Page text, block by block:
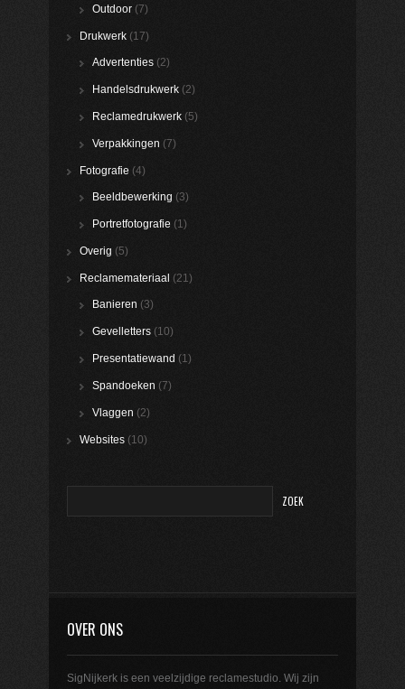
Outdoor (7)
Drukwerk (17)
Advertenties (2)
Handelsdrukwerk (2)
Reclamedrukwerk (5)
Verpakkingen (7)
Fotografie (4)
Beeldbewerking (3)
Portretfotografie (1)
Overig (5)
Reclamemateriaal (21)
Banieren (3)
Gevelletters (10)
Presentatiewand (1)
Spandoeken (7)
Vlaggen (2)
Websites (10)
OVER ONS
SigNijkerk is een veelzijdige reclamestudio. Wij zijn